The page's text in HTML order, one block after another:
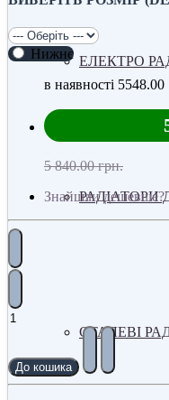
ЕЛЕКТРО
РАДІАТОРИ
СТАЛЕВІ
Нижнє
в наявності 5548.00
5 840.00 грн.
Знайшли дешевше?
До кошика